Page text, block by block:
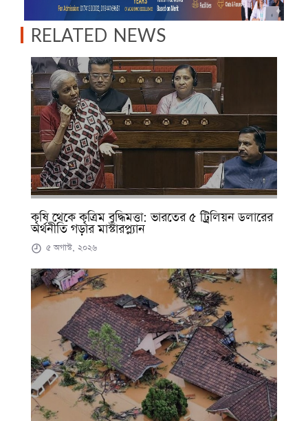
RELATED NEWS
কৃষি থেকে কৃত্রিম বুদ্ধিমত্তা: ভারতের ৫ ট্রিলিয়ন ডলারের
অর্থনীতি গড়ার মাস্টারপ্ল্যান
৫ অগাস্ট, ২০২৬